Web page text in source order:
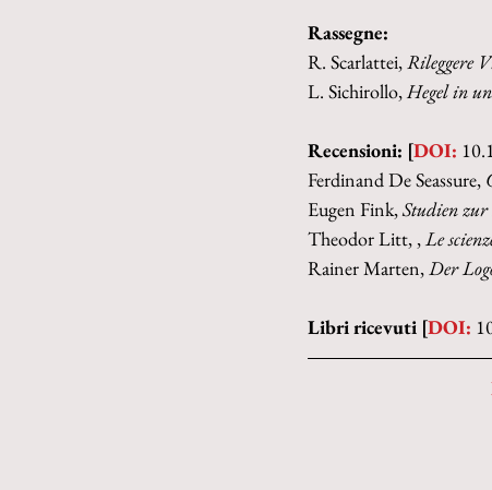
Rassegne:
R. Scarlattei, Rileggere
L. Sichirollo, Hegel in
Recensioni: [DOI:
Ferdinand De Seassure,
Eugen Fink, Studien
Theodor Litt, , Le
Rainer Marten, Der
Libri ricevuti [DOI: